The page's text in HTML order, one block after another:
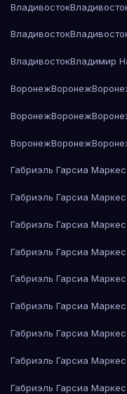
Владивосток
Владивосток
ВладивостокВладимир
ВоронежВоронеж
ВоронежВоронеж
ВоронежВоронеж
Габриэль Гарсиа
Габриэль Гарсиа
Габриэль Гарсиа
Габриэль Гарсиа
Габриэль Гарсиа
Габриэль Гарсиа
Габриэль Гарсиа
Габриэль Гарсиа
Габриэль Гарсиа